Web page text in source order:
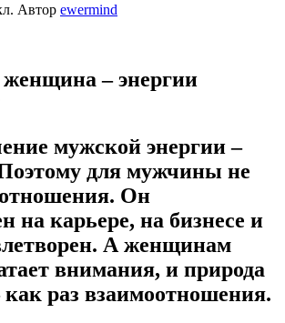
Автор ewermind
– энергии
мужской энергии –
для мужчины не
Он
на карьере, на бизнесе и
А женщинам
внимания, и природа
раз взаимоотношения.